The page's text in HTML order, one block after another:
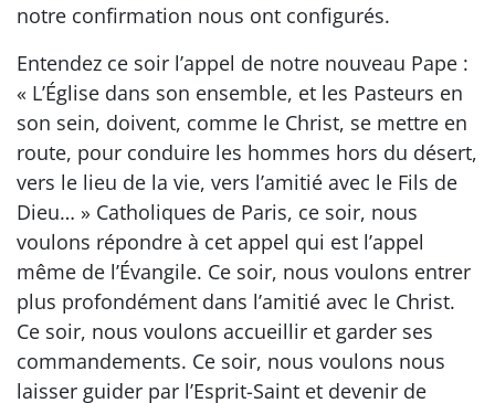
notre confirmation nous ont configurés.
Entendez ce soir l’appel de notre nouveau Pape :
« L’Église dans son ensemble, et les Pasteurs en
son sein, doivent, comme le Christ, se mettre en
route, pour conduire les hommes hors du désert,
vers le lieu de la vie, vers l’amitié avec le Fils de
Dieu… » Catholiques de Paris, ce soir, nous
voulons répondre à cet appel qui est l’appel
même de l’Évangile. Ce soir, nous voulons entrer
plus profondément dans l’amitié avec le Christ.
Ce soir, nous voulons accueillir et garder ses
commandements. Ce soir, nous voulons nous
laisser guider par l’Esprit-Saint et devenir de